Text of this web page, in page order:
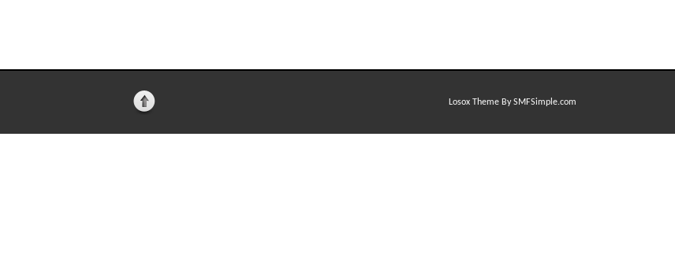
Losox Theme By SMFSimple.com